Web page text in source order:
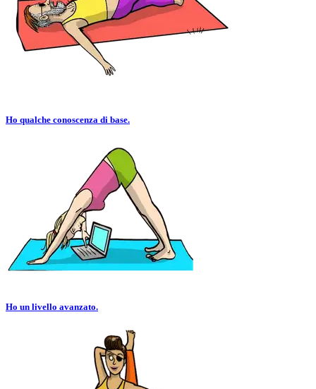
Ho qualche conoscenza di base.
Ho un livello avanzato.